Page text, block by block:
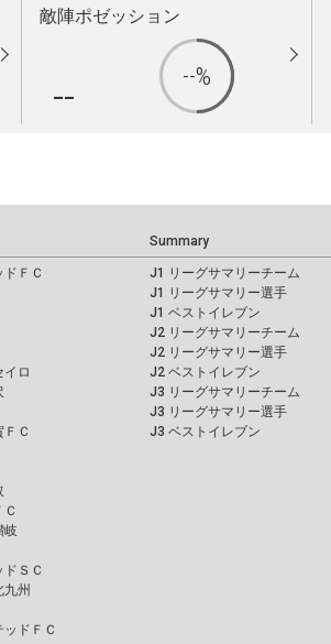
敵陣ポゼッション
-- --%
ＦＣ
イロ
Ｃ
岐
ＳＣ
州
ドＦＣ
Summary
J1 リーグサマリーチーム
J1 リーグサマリー選手
J1 ベストイレブン
J2 リーグサマリーチーム
J2 リーグサマリー選手
J2 ベストイレブン
J3 リーグサマリーチーム
J3 リーグサマリー選手
J3 ベストイレブン